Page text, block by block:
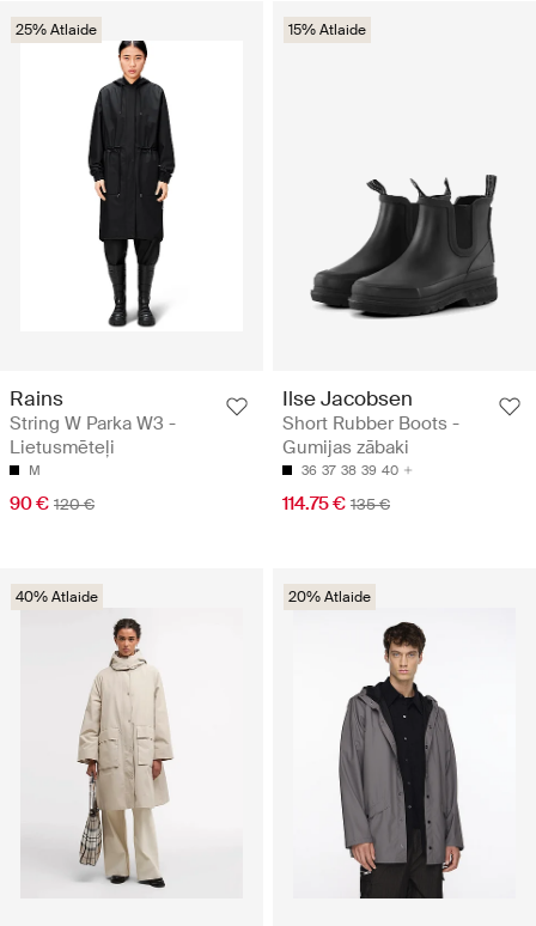
25% Atlaide
Rains
String W Parka W3 -
Lietusmēteļi
M
90 € 120 €
15% Atlaide
Ilse Jacobsen
Short Rubber Boots -
Gumijas zābaki
36 37 38 39 40
114.75 € 135 €
40% Atlaide 20% Atlaide